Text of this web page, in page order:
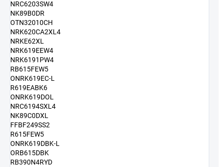
NRC6203SW4
NK89B0DR
OTN32010CH
NRK620CA2XL4
NRKE62XL
NRK619EEW4
NRK6191PW4
RB615FEW5
ONRK619EC-L
R619EABK6
ONRK619DOL
NRC6194SXL4
NK89C0DXL
FFBF249SS2
R615FEW5
ONRK619DBK-L
ORB615DBK
RB390N4RYD